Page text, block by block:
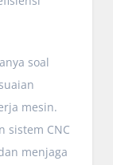
soal
mesin.
sistem CNC
menjaga